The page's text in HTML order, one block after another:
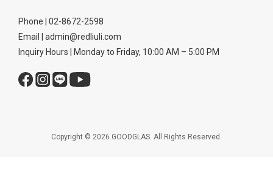
Phone | 02-8672-2598
Email | admin@redliuli.com
Inquiry Hours | Monday to Friday, 10:00 AM – 5:00 PM
Copyright © 2026.GOODGLAS. All Rights Reserved.